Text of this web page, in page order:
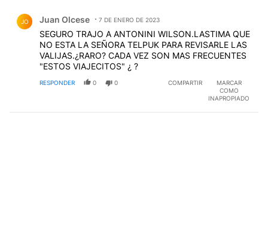
JO Juan Olcese 7 DE ENERO DE 2023
SEGURO TRAJO A ANTONINI WILSON.LASTIMA QUE
NO ESTA LA SEÑORA TELPUK PARA REVISARLE LAS
VALIJAS.¿RARO? CADA VEZ SON MAS FRECUENTES
"ESTOS VIAJECITOS" ¿ ?
RESPONDER 0 0 COMPARTIR
MARCAR
COMO
INAPROPIADO